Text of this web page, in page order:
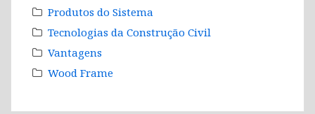
Produtos do Sistema
Tecnologias da Construção Civil
Vantagens
Wood Frame